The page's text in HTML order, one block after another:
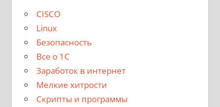
CISCO
Linux
Безопасность
Все о 1С
Заработок в интернет
Мелкие хитрости
Скрипты и программы